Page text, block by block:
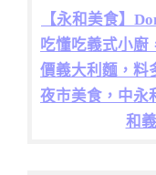
【永和美食】
吃懂吃義式小廚
價義大利麵，料
夜市美食，中永
和